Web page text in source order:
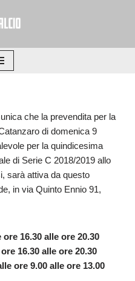
che la prevendita per la
di domenica 9
per la quindicesima
di Serie C 2018/2019 allo
sarà attiva da questo
in via Quinto Ennio 91,
16.30 alle ore 20.30
16.30 alle ore 20.30
ore 9.00 alle ore 13.00